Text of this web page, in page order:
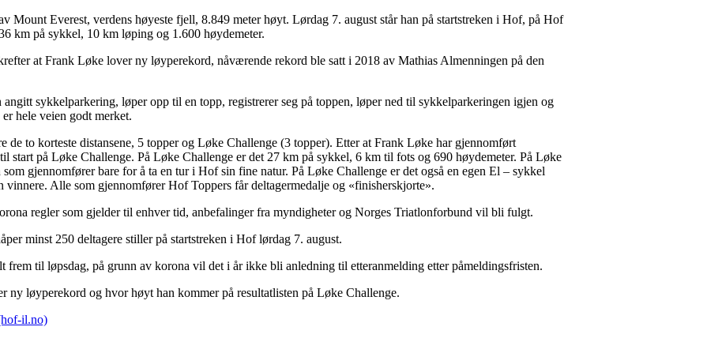
Mount Everest, verdens høyeste fjell, 8.849 meter høyt. Lørdag 7. august står han på startstreken i Hof, på Hof
km på sykkel, 10 km løping og 1.600 høydemeter.
at Frank Løke lover ny løyperekord, nåværende rekord ble satt i 2018 av Mathias Almenningen på den
sykkelparkering, løper opp til en topp, registrerer seg på toppen, løper ned til sykkelparkeringen igjen og
hele veien godt merket.
de to korteste distansene, 5 topper og Løke Challenge (3 topper). Etter at Frank Løke har gjennomført
start på Løke Challenge. På Løke Challenge er det 27 km på sykkel, 6 km til fots og 690 høydemeter. På Løke
gjennomfører bare for å ta en tur i Hof sin fine natur. På Løke Challenge er det også en egen El – sykkel
vinnere. Alle som gjennomfører Hof Toppers får deltagermedalje og «finisherskjorte».
regler som gjelder til enhver tid, anbefalinger fra myndigheter og Norges Triatlonforbund vil bli fulgt.
minst 250 deltagere stiller på startstreken i Hof lørdag 7. august.
frem til løpsdag, på grunn av korona vil det i år ikke bli anledning til etteranmelding etter påmeldingsfristen.
ny løyperekord og hvor høyt han kommer på resultatlisten på Løke Challenge.
il.no)